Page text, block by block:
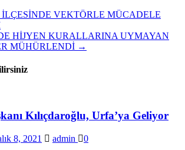
VEKTÖRLE MÜCADELE
HİJYEN KURALLARINA UYMAYAN
MÜHÜRLENDİ →
Kılıçdaroğlu, Urfa’ya Geliyor
8, 2021 admin 0